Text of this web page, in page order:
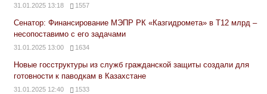
31.01.2025 13:18 1557
Сенатор: Финансирование МЭПР РК «Казгидромета» в Т12 млрд –
несопоставимо с его задачами
31.01.2025 13:00 1634
Новые госструктуры из служб гражданской защиты создали для
готовности к паводкам в Казахстане
31.01.2025 12:40 1533